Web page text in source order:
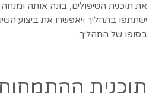
את תוכנית הטיפולים, בונה אותה
ישתתפו בתהליך ויאפשרו את ביצוע
בסופו של התהליך.
תוכנית